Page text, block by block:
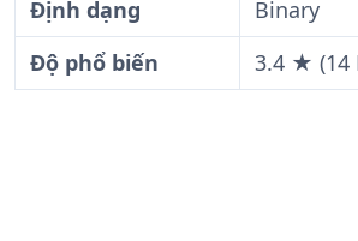
Định dạng
Binary
Độ phổ biến
3.4 ★ (14